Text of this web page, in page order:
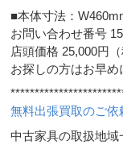
■本体寸法：
お問い合わせ番号
店頭価格 25,000円（
お探しの方はお早め
無料出張買取のご依
中古家具の取扱地